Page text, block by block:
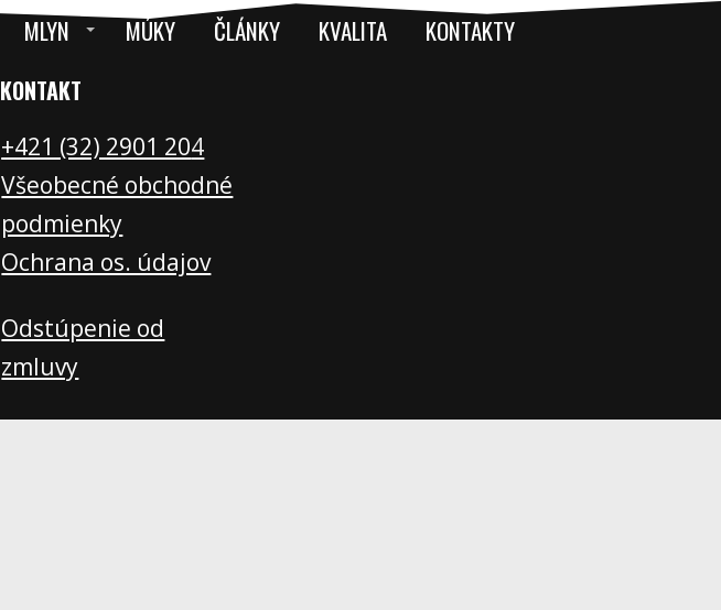
MLYN MÚKY ČLÁNKY KVALITA KONTAKTY
KONTAKT
+421 (32) 2901 204
Všeobecné obchodné
podmienky
Ochrana os. údajov
Odstúpenie od
zmluvy